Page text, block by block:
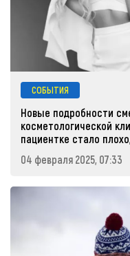
СОБЫТИЯ
Новые подробности
косметологической
пациентке стало
04 февраля 2025, 07:33